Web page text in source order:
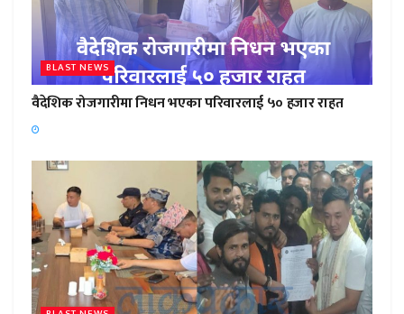
BLAST NEWS
वैदेशिक रोजगारीमा निधन भएका परिवारलाई ५० हजार राहत